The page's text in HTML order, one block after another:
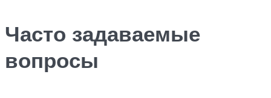
Часто задаваемые
вопросы